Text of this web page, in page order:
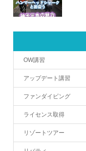
OW講習
アップデート講習
ファンダイビング
ライセンス取得
リゾートツアー